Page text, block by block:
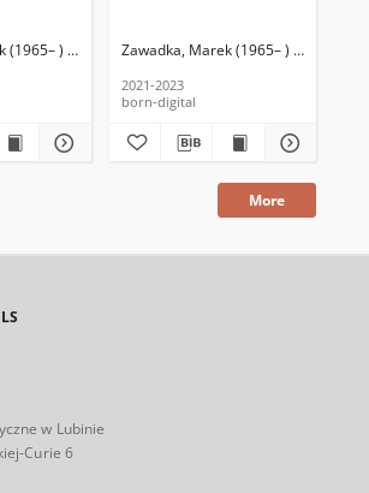
(1965– ) (wstęp, wybór i oprac.) Świerad, Jacek
Zawadka, Marek (1965– ) (wstęp,
2021-2023
born-digital
More
w Lubinie
Curie 6